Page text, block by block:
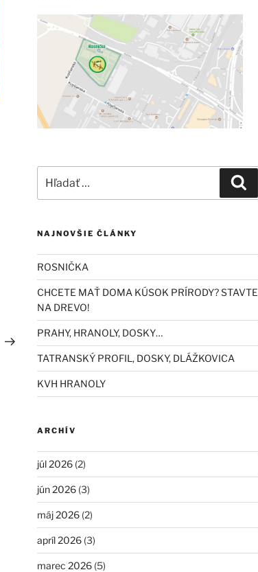
článok
NAJNOVŠIE ČLÁNKY
ROSNIČKA
CHCETE MAŤ DOMA KÚSOK PRÍRODY? STAVTE
NA DREVO!
PRAHY, HRANOLY, DOSKY…
TATRANSKÝ PROFIL, DOSKY, DLÁŽKOVICA
KVH HRANOLY
ARCHÍV
júl 2026(2)
jún 2026(3)
máj 2026(2)
apríl 2026(3)
marec 2026(5)